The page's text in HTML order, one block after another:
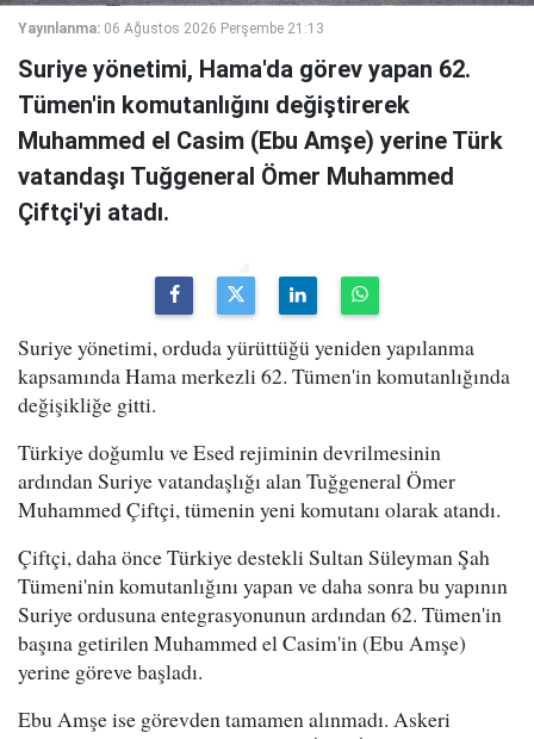
Yayınlanma: 06 Ağustos 2026 Perşembe 21:13
Suriye yönetimi, Hama'da görev yapan 62.
Tümen'in komutanlığını değiştirerek
Muhammed el Casim (Ebu Amşe) yerine Türk
vatandaşı Tuğgeneral Ömer Muhammed
Çiftçi'yi atadı.
Suriye yönetimi, orduda yürüttüğü yeniden yapılanma
kapsamında Hama merkezli 62. Tümen'in komutanlığında
değişikliğe gitti.
Türkiye doğumlu ve Esed rejiminin devrilmesinin
ardından Suriye vatandaşlığı alan Tuğgeneral Ömer
Muhammed Çiftçi, tümenin yeni komutanı olarak atandı.
Çiftçi, daha önce Türkiye destekli Sultan Süleyman Şah
Tümeni'nin komutanlığını yapan ve daha sonra bu yapının
Suriye ordusuna entegrasyonunun ardından 62. Tümen'in
başına getirilen Muhammed el Casim'in (Ebu Amşe)
yerine göreve başladı.
Ebu Amşe ise görevden tamamen alınmadı. Askeri